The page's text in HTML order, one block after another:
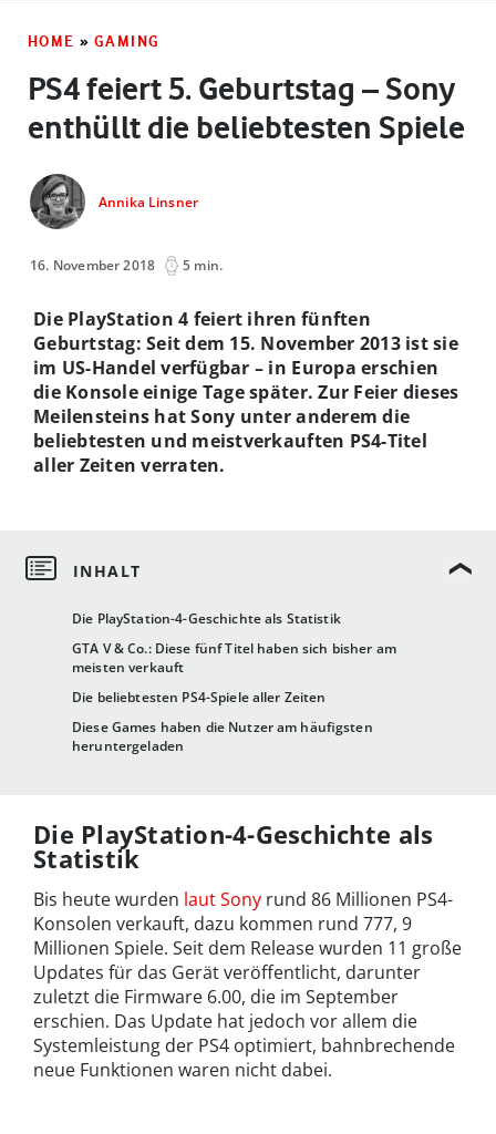
HOME » GAMING
PS4 feiert 5. Geburtstag – Sony
enthüllt die beliebtesten Spiele
Annika Linsner
16. November 2018 5 min.
Die PlayStation-4-Geschichte als Statistik
GTA V & Co.: Diese fünf Titel haben sich bisher am
meisten verkauft
Die beliebtesten PS4-Spiele aller Zeiten
Diese Games haben die Nutzer am häufigsten
heruntergeladen
Die PlayStation 4 feiert ihren fünften
Geburtstag: Seit dem 15. November 2013 ist sie
im US-Handel verfügbar – in Europa erschien
die Konsole einige Tage später. Zur Feier dieses
Meilensteins hat Sony unter anderem die
beliebtesten und meistverkauften PS4-Titel
aller Zeiten verraten.
Die PlayStation-4-Geschichte als
Statistik
Bis heute wurden laut Sony rund 86 Millionen PS4-
Konsolen verkauft, dazu kommen rund 777, 9
Millionen Spiele. Seit dem Release wurden 11 große
Updates für das Gerät veröffentlicht, darunter
zuletzt die Firmware 6.00, die im September
erschien. Das Update hat jedoch vor allem die
Systemleistung der PS4 optimiert, bahnbrechende
neue Funktionen waren nicht dabei.